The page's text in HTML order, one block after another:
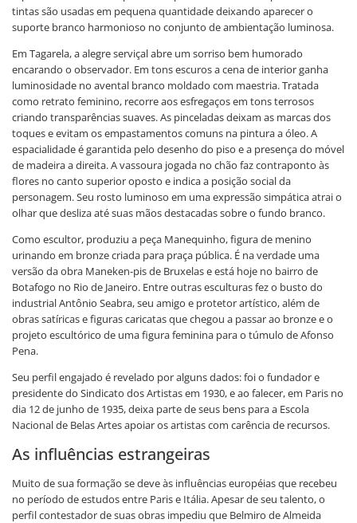
tintas são usadas em pequena quantidade deixando aparecer o
suporte branco harmonioso no conjunto de ambientação luminosa.
Em Tagarela, a alegre serviçal abre um sorriso bem humorado
encarando o observador. Em tons escuros a cena de interior ganha
luminosidade no avental branco moldado com maestria. Tratada
como retrato feminino, recorre aos esfregaços em tons terrosos
criando transparências suaves. As pinceladas deixam as marcas dos
toques e evitam os empastamentos comuns na pintura a óleo. A
espacialidade é garantida pelo desenho do piso e a presença do móvel
de madeira a direita. A vassoura jogada no chão faz contraponto às
flores no canto superior oposto e indica a posição social da
personagem. Seu rosto luminoso em uma expressão simpática atrai o
olhar que desliza até suas mãos destacadas sobre o fundo branco.
Como escultor, produziu a peça Manequinho, figura de menino
urinando em bronze criada para praça pública. É na verdade uma
versão da obra Maneken-pis de Bruxelas e está hoje no bairro de
Botafogo no Rio de Janeiro. Entre outras esculturas fez o busto do
industrial Antônio Seabra, seu amigo e protetor artístico, além de
obras satíricas e figuras caricatas que chegou a passar ao bronze e o
projeto escultórico de uma figura feminina para o túmulo de Afonso
Pena.
Seu perfil engajado é revelado por alguns dados: foi o fundador e
presidente do Sindicato dos Artistas em 1930, e ao falecer, em Paris no
dia 12 de junho de 1935, deixa parte de seus bens para a Escola
Nacional de Belas Artes apoiar os artistas com carência de recursos.
As influências estrangeiras
Muito de sua formação se deve às influências européias que recebeu
no período de estudos entre Paris e Itália. Apesar de seu talento, o
perfil contestador de suas obras impediu que Belmiro de Almeida